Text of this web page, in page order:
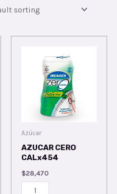
Azúcar
AZUCAR CERO
CALx454
$28,470